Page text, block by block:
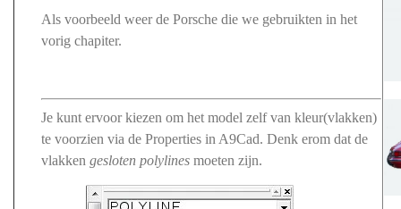
Als voorbeeld weer de Porsche die we gebruikten in het
vorig chapiter.
Je kunt ervoor kiezen om het model zelf van kleur(vlakken)
te voorzien via de Properties in A9Cad. Denk erom dat de
vlakken gesloten polylines moeten zijn.